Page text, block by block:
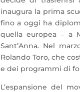
inaugura la prima
fino a oggi ha
quella europea ‒ a
Sant’Anna. Nel
Rolando Toro, che
e dei programmi di
L’espansione del